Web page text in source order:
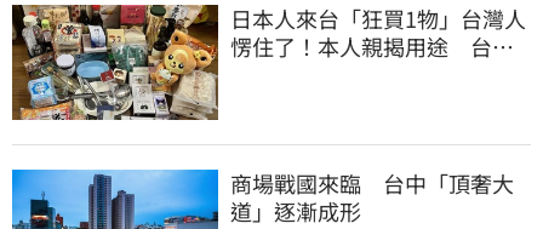
日本人來台「狂買1物」台灣人
愣住了！本人親揭用途 台網
商場戰國來臨 台中「頂奢大
道」逐漸成形